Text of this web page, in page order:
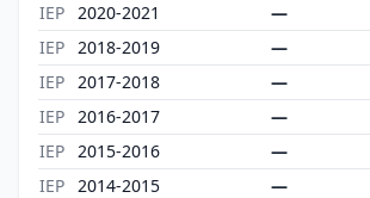
IEP 2020-2021 —
IEP 2018-2019 —
IEP 2017-2018 —
IEP 2016-2017 —
IEP 2015-2016 —
IEP 2014-2015 —